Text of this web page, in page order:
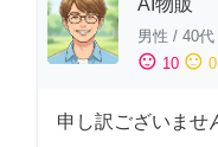
AI物販
男性 / 40代
sentiment_satisfied 10 sentiment_neutral 0
申し訳ございませ